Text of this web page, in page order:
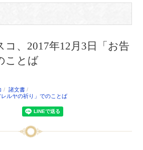
、2017年12月3日「お告
ことば
諸文書
レルヤの祈り」でのことば